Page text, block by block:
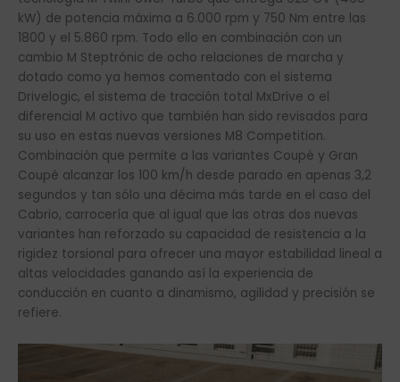
kW) de potencia máxima a 6.000 rpm y 750 Nm entre las
1800 y el 5.860 rpm. Todo ello en combinación con un
cambio M Steptrónic de ocho relaciones de marcha y
dotado como ya hemos comentado con el sistema
Drivelogic, el sistema de tracción total MxDrive o el
diferencial M activo que también han sido revisados para
su uso en estas nuevas versiones M8 Competition.
Combinación que permite a las variantes Coupé y Gran
Coupé alcanzar los 100 km/h desde parado en apenas 3,2
segundos y tan sólo una décima más tarde en el caso del
Cabrio, carrocería que al igual que las otras dos nuevas
variantes han reforzado su capacidad de resistencia a la
rigidez torsional para ofrecer una mayor estabilidad lineal a
altas velocidades ganando así la experiencia de
conducción en cuanto a dinamismo, agilidad y precisión se
refiere.